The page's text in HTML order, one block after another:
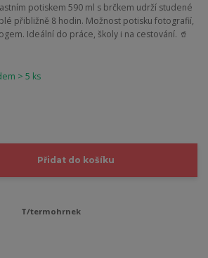
potiskem 590 ml s brčkem udrží studené
přibližně 8 hodin. Možnost potisku fotografií,
Ideální do práce, školy i na cestování. 🥤
> 5 ks
Přidat do košíku
T/termohrnek